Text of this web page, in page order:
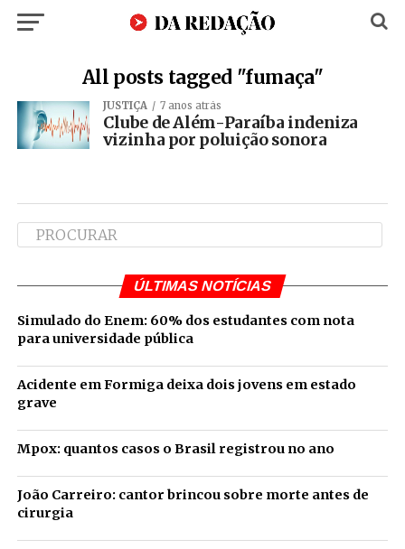
All posts tagged "fumaça"
JUSTIÇA 7 anos atrás
Clube de Além-Paraíba indeniza
vizinha por poluição sonora
ÚLTIMAS NOTÍCIAS
Simulado do Enem: 60% dos estudantes com nota
para universidade pública
Acidente em Formiga deixa dois jovens em estado
grave
Mpox: quantos casos o Brasil registrou no ano
João Carreiro: cantor brincou sobre morte antes de
cirurgia